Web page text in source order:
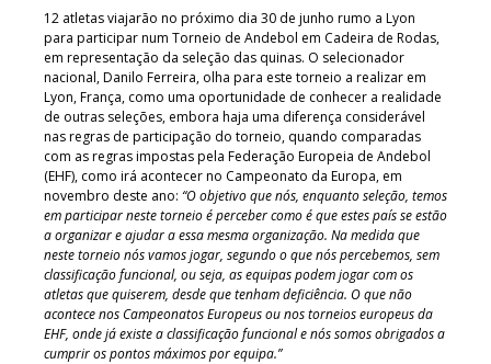
12 atletas viajarão no próximo dia 30 de junho rumo a Lyon
para participar num Torneio de Andebol em Cadeira de Rodas,
em representação da seleção das quinas. O selecionador
nacional, Danilo Ferreira, olha para este torneio a realizar em
Lyon, França, como uma oportunidade de conhecer a realidade
de outras seleções, embora haja uma diferença considerável
nas regras de participação do torneio, quando comparadas
com as regras impostas pela Federação Europeia de Andebol
(EHF), como irá acontecer no Campeonato da Europa, em
novembro deste ano: “O objetivo que nós, enquanto seleção, temos
em participar neste torneio é perceber como é que estes país se estão
a organizar e ajudar a essa mesma organização. Na medida que
neste torneio nós vamos jogar, segundo o que nós percebemos, sem
classificação funcional, ou seja, as equipas podem jogar com os
atletas que quiserem, desde que tenham deficiência. O que não
acontece nos Campeonatos Europeus ou nos torneios europeus da
EHF, onde já existe a classificação funcional e nós somos obrigados a
cumprir os pontos máximos por equipa.”